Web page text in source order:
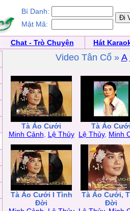
Bí Danh:
Mật Mã:
Chat - Trò Chuyện
Hát
Video Tân Cổ » A
Tà Áo Cưới
Minh Cảnh
Lệ Thủy
Tà Áo
Lệ Thủy, Minh
Tà Áo Cưới I Tình
Đời
Tà Áo Cưới,
Đời